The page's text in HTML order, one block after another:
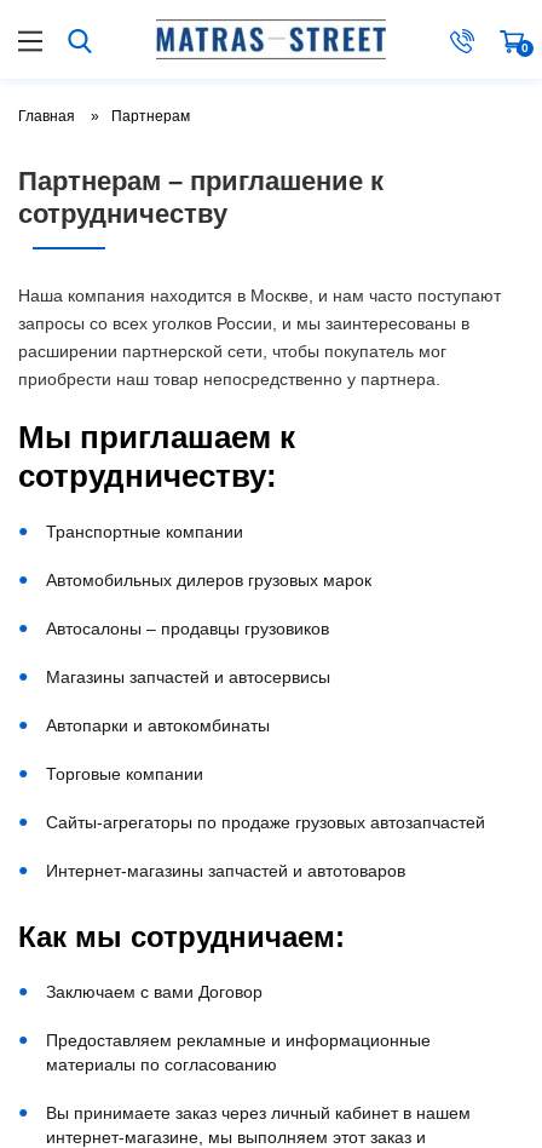
0
Главная Партнерам
Партнерам – приглашение к
сотрудничеству
Наша компания находится в Москве, и нам часто поступают
запросы со всех уголков России, и мы заинтересованы в
расширении партнерской сети, чтобы покупатель мог
приобрести наш товар непосредственно у партнера.
Мы приглашаем к
сотрудничеству:
Транспортные компании
Автомобильных дилеров грузовых марок
Автосалоны – продавцы грузовиков
Магазины запчастей и автосервисы
Автопарки и автокомбинаты
Торговые компании
Сайты-агрегаторы по продаже грузовых автозапчастей
Интернет-магазины запчастей и автотоваров
Как мы сотрудничаем:
Заключаем с вами Договор
Предоставляем рекламные и информационные
материалы по согласованию
Вы принимаете заказ через личный кабинет в нашем
интернет-магазине, мы выполняем этот заказ и